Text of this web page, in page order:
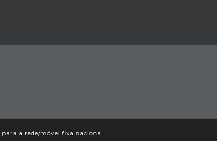
para a rede/móvel fixa nacional